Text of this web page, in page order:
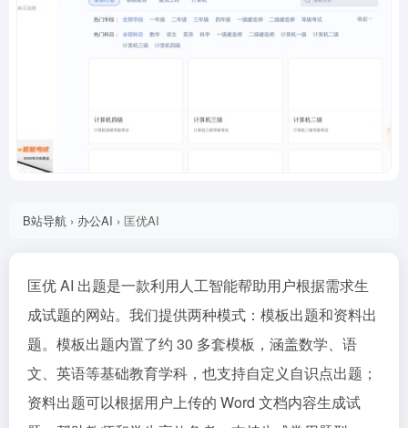
B站导航 › 办公AI › 匡优AI
匡优 AI 出题是一款利用人工智能帮助用户根据需求生
成试题的网站。我们提供两种模式：模板出题和资料出
题。模板出题内置了约 30 多套模板，涵盖数学、语
文、英语等基础教育学科，也支持自定义自识点出题；
资料出题可以根据用户上传的 Word 文档内容生成试